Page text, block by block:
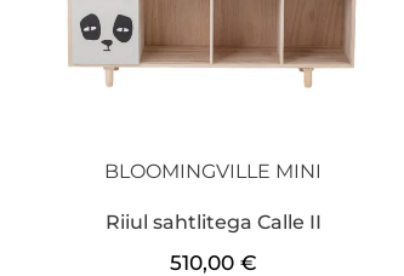
BLOOMINGVILLE MINI
Riiul sahtlitega Calle II
510,00 €